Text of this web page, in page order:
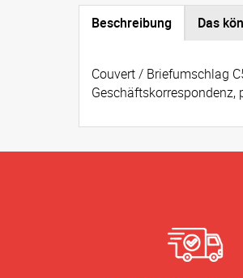
Beschreibung Das
Couvert / Briefumschlag
Geschäftskorrespondenz,